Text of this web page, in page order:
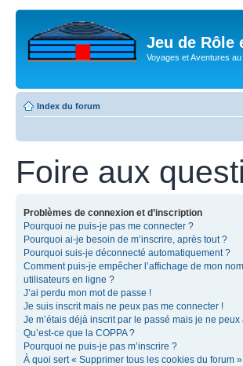
Jeu de Rôle
Voyages et Aventures
Index du forum
Foire aux
Problèmes de connexion et d’inscription
Pourquoi ne puis-je pas me connecter ?
Pourquoi ai-je besoin de m’inscrire, après tout ?
Pourquoi suis-je déconnecté automatiquement ?
Comment puis-je empêcher l’affichage de mon
utilisateurs en ligne ?
J’ai perdu mon mot de passe !
Je suis inscrit mais ne peux pas me connecter !
Je m’étais déjà inscrit par le passé mais je ne
Qu’est-ce que la COPPA ?
Pourquoi ne puis-je pas m’inscrire ?
À quoi sert « Supprimer tous les cookies du forum